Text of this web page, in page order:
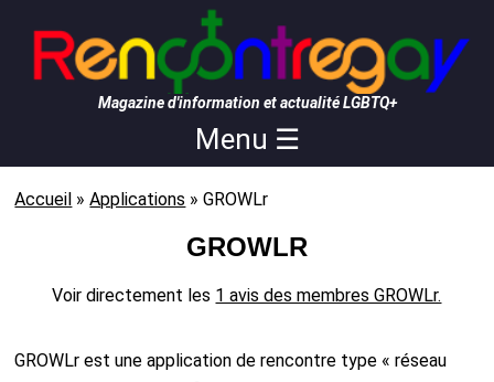
Magazine d'information et actualité LGBTQ+
Menu ☰
Accueil »Applications »GROWLr
GROWLR
Voir directement les 1 avis des membres GROWLr.
GROWLr est une application de rencontre type « réseau